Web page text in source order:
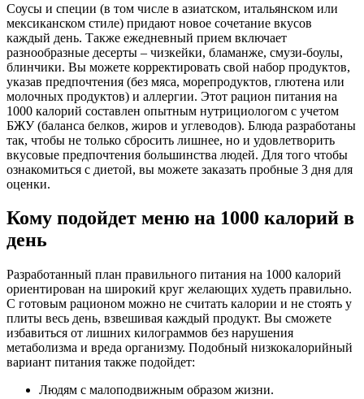
Соусы и специи (в том числе в азиатском, итальянском или
мексиканском стиле) придают новое сочетание вкусов
каждый день. Также ежедневный прием включает
разнообразные десерты – чизкейки, бламанже, смузи-боулы,
блинчики. Вы можете корректировать свой набор продуктов,
указав предпочтения (без мяса, морепродуктов, глютена или
молочных продуктов) и аллергии. Этот рацион питания на
1000 калорий составлен опытным нутрициологом с учетом
БЖУ (баланса белков, жиров и углеводов). Блюда разработаны
так, чтобы не только сбросить лишнее, но и удовлетворить
вкусовые предпочтения большинства людей. Для того чтобы
ознакомиться с диетой, вы можете заказать пробные 3 дня для
оценки.
Кому подойдет меню на 1000 калорий в
день
Разработанный план правильного питания на 1000 калорий
ориентирован на широкий круг желающих худеть правильно.
С готовым рационом можно не считать калории и не стоять у
плиты весь день, взвешивая каждый продукт. Вы сможете
избавиться от лишних килограммов без нарушения
метаболизма и вреда организму. Подобный низкокалорийный
вариант питания также подойдет:
Людям с малоподвижным образом жизни.